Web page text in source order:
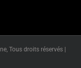
Tous droits réservés |